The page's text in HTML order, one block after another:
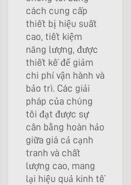
cách cung cấp
thiết bị hiệu suất
cao, tiết kiệm
năng lượng, được
thiết kế để giảm
chi phí vận hành và
bảo trì. Các giải
pháp của chúng
tôi đạt được sự
cân bằng hoàn hảo
giữa giá cả cạnh
tranh và chất
lượng cao, mang
lại hiệu quả kinh tế